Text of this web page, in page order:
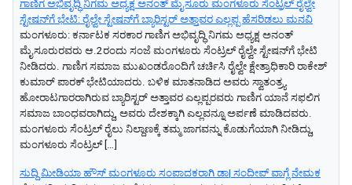
ಗಾಣಿಗ ಅಭಿವೃದ್ಧಿ ನಿಗಮ ಅಧ್ಯಕ್ಷ‌ ಅನಂತ್‌ ಮೈಸೂರು ಮಂಗಳೂರು ಸೆಂಟ್ರಲ್‌ ರೈಲ್ವೇ
ಸ್ಟೇಷನ್‌ಗೆ ಭೇಟಿ: ರೈಲ್ವೇ ಸ್ಟೇಷನ್‌ಗೆ ಬ್ಯಾರಿಸ್ಟರ್‌ ಅತ್ತಾವರ ಎಲ್ಲಪ್ಪ ಹೆಸರಿಡಲು ಮನವಿ
ಮಂಗಳೂರು: ಕರ್ನಾಟಕ ಸರಕಾರ ಗಾಣಿಗ ಅಭಿವೃದ್ಧಿ ನಿಗಮ ಅಧ್ಯಕ್ಷ‌ ಅನಂತ್‌
ಮೈಸೂರುರವರು ಆ.2ರಂದು ಸಂಜೆ ಮಂಗಳೂರು ಸೆಂಟ್ರಲ್‌ ರೈಲ್ವೇ ಸ್ಟೇಷನ್‌ಗೆ ಭೇಟಿ
ನೀಡಿದರು. ಗಾಣಿಗ ಸಮಾಜ ಮುಖಂಡರೊಂದಿಗೆ ಚರ್ಚಿಸಿ ರೈಲ್ವೇ ಕ್ಷೇತ್ರಾಧಿಕಾರಿ ರಾಕೇಶ್‌
ಕುಮಾರ್‌ ಪಾರಕ್‌ ಭೇಟಿಯಾದರು. ಬಳಿಕ ಮಾತನಾಡಿದ ಅವರು ಸ್ವಾತಂತ್ರ್ಯ
ಹೋರಾಟಗಾರರಾಗಿರುವ ಬ್ಯಾರಿಸ್ಟರ್‌ ಅತ್ತಾವರ ಎಲ್ಲಪ್ಪರವರು ಗಾಣಿಗ ಯಾನೆ ಸಫಲಿಗ
ಸಮಾಜ ಬಾಂಧವರಾಗಿದ್ದು, ಅವರು ದೇಶಕ್ಕಾಗಿ ಎಲ್ಲವನ್ನೂ ಅರ್ಪಣೆ ಮಾಡಿದವರು.
ಮಂಗಳೂರು ಸೆಂಟ್ರಲ್‌ ರೈಲು ನಿಲ್ದಾಣಕ್ಕೆ ತಮ್ಮ ಜಾಗವನ್ನು ಕೊಡುಗೆಯಾಗಿ ನೀಡಿದ್ದು,
ಮಂಗಳೂರು ಸೆಂಟ್ರಲ್‌ […]
ಸುದ್ದಿ ಮೀಡಿಯಾ ಹೌಸ್ ಮಂಗಳೂರು ಸಂಪಾದಕರಾಗಿ ಡಾ| ಸಂದೀಪ್ ವಾಗ್ಲೆ ನೇಮಕ